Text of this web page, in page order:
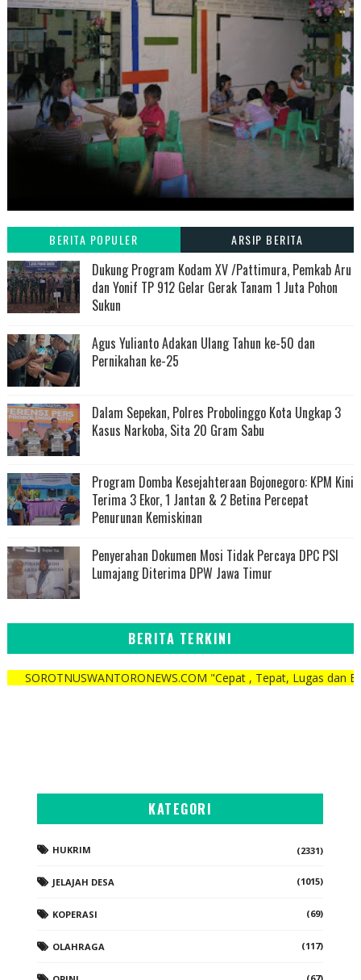
BERITA POPULER ARSIP BERITA
Dukung Program Kodam XV /Pattimura, Pemkab Aru
dan Yonif TP 912 Gelar Gerak Tanam 1 Juta Pohon
Sukun
Agus Yulianto Adakan Ulang Tahun ke-50 dan
Pernikahan ke-25
Dalam Sepekan, Polres Probolinggo Kota Ungkap 3
Kasus Narkoba, Sita 20 Gram Sabu
Program Domba Kesejahteraan Bojonegoro: KPM Kini
Terima 3 Ekor, 1 Jantan & 2 Betina Percepat
Penurunan Kemiskinan
Penyerahan Dokumen Mosi Tidak Percaya DPC PSI
Lumajang Diterima DPW Jawa Timur
BERITA TERKINI
"Cepat , Tepat, Lugas dan Berani"
KATEGORI
HUKRIM (2331)
JELAJAH DESA (1015)
KOPERASI (69)
OLAHRAGA (117)